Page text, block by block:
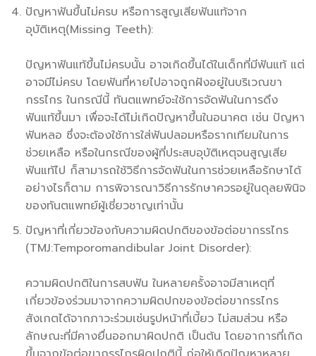
ปัญหาฟันขึ้นไม่ครบ หรือการสูญเสียฟันแท้จาก
อุบัติเหตุ(Missing Teeth):
ปัญหาฟันแท้ขึ้นไม่ครบนั้น อาจเกิดขึ้นได้ในเด็กที่มีฟันแท้ แต่
อาจมีไม่ครบ โดยฟันที่หายไปอาจถูกฝังอยู่ในบริเวณขา
กรรไกร ในกรณีนี้ ทันตแพทย์จะใช้การจัดฟันในการดึง
ฟันแท้ขึ้นมา เพื่อจะได้ไม่เกิดปัญหาขึ้นในอนาคต เช่น ปัญหา
ฟันหลอ ซึ่งจะต้องใช้การใส่ฟันปลอมหรือรากเทียมในการ
ช่วยเหลือ หรือในกรณีของผู้ที่ประสบอุบัติเหตุจนสูญเสีย
ฟันแท้ไป ก็สามารถใช้วิธีการจัดฟันในการช่วยเหลือรักษาได้
อย่างไรก็ตาม การพิจารณาวิธีการรักษาควรอยู่ในดุลยพินิจ
ของทันตแพทย์ผู้เชี่ยวชาญเท่านั้น
ปัญหาที่เกี่ยวข้องกับความผิดปกติของข้อต่อขากรรไกร
(TMJ:Temporomandibular Joint Disorder):
ความผิดปกติในการสบฟัน ในหลายครั้งอาจมีสาเหตุที่
เกี่ยวข้องร่วมมาจากความผิดปกของข้อต่อขากรรไกร
สังเกตได้จากภาวะร่วมเช่นรูปหน้าที่เบี้ยว ไม่สมส่วน หรือ
ลักษณะที่มีคางยื่นออกมาผิดปกติ เป็นต้น โดยอาการที่เกิด